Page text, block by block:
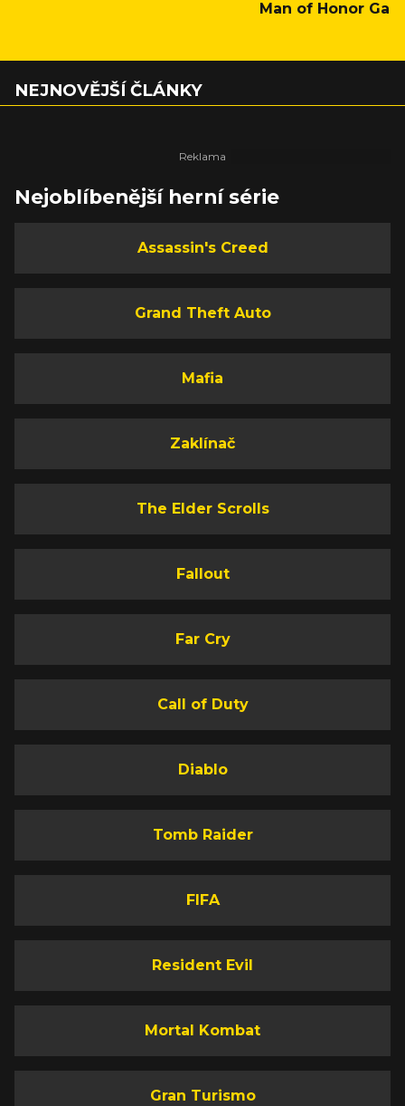
Man of Honor
NEJNOVĚJŠÍ ČLÁNKY
Nejoblíbenější herní série
Assassin's Creed
Grand Theft Auto
Mafia
Zaklínač
The Elder Scrolls
Fallout
Far Cry
Call of Duty
Diablo
Tomb Raider
FIFA
Resident Evil
Mortal Kombat
Gran Turismo